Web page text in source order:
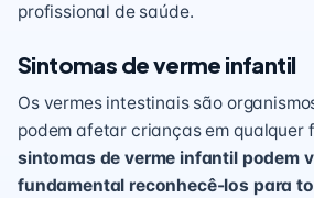
profissional de saúde.
Sintomas de verme infantil
Os vermes intestinais são
podem afetar crianças em
sintomas de verme infantil podem
fundamental reconhecê-los para